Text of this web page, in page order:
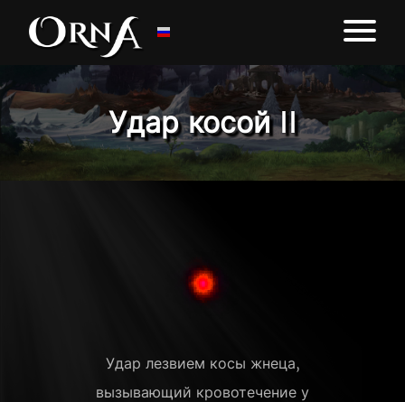
Удар косой II
Удар лезвием косы жнеца,
вызывающий кровотечение у